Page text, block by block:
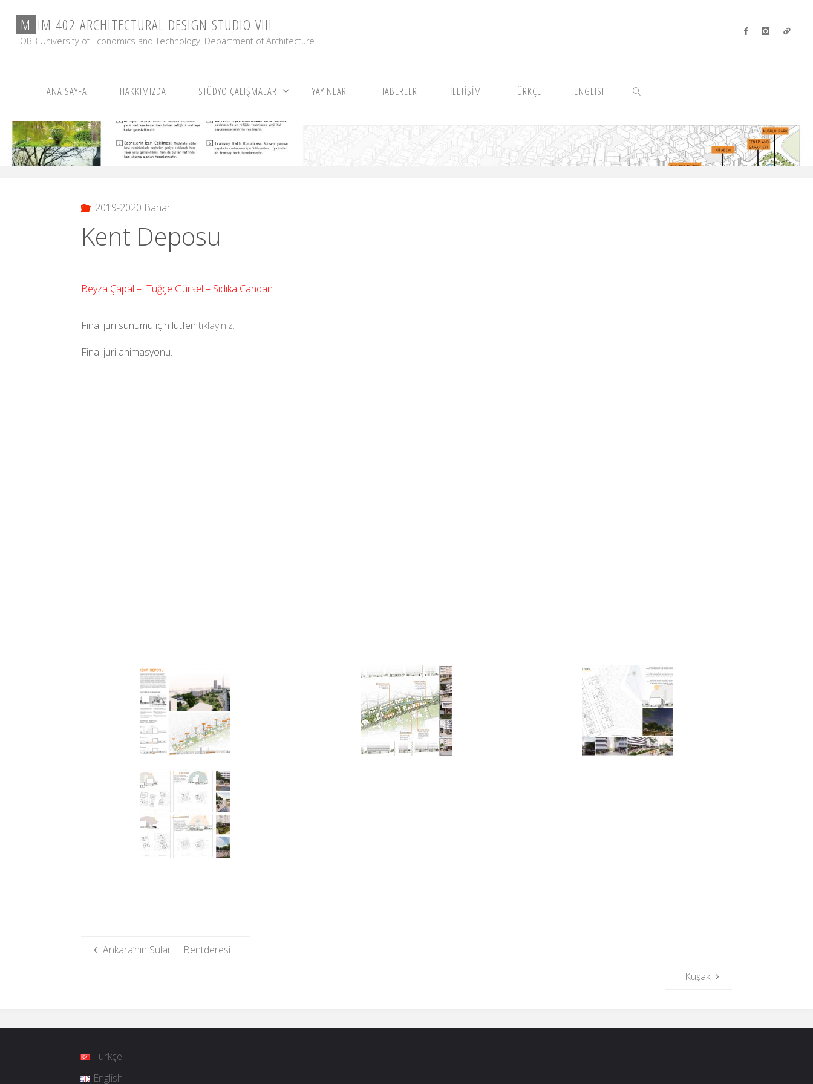
content
M IM 402 ARCHITECTURAL DESIGN STUDIO VIII
TOBB University of Economics and Technology, Department of Architecture
ANA SAYFA HAKKIMIZDA STÜDYO ÇALIŞMALARI YAYINLAR HABERLER İLETİŞİM TÜRKÇE ENGLISH
SEARCH
2019-2020 Bahar
Kent Deposu
Beyza Çapal – Tuğçe Gürsel – Sıdıka Candan
Final juri sunumu için lütfentıklayınız.
Final juri animasyonu.
Ankara’nın Suları | Bentderesi
Kuşak
Türkçe
English